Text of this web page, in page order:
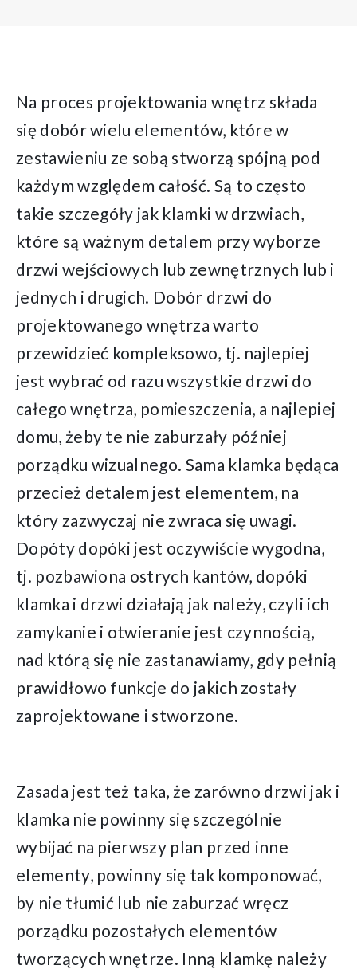
Na proces projektowania wnętrz składa
się dobór wielu elementów, które w
zestawieniu ze sobą stworzą spójną pod
każdym względem całość. Są to często
takie szczegóły jak klamki w drzwiach,
które są ważnym detalem przy wyborze
drzwi wejściowych lub zewnętrznych lub i
jednych i drugich. Dobór drzwi do
projektowanego wnętrza warto
przewidzieć kompleksowo, tj. najlepiej
jest wybrać od razu wszystkie drzwi do
całego wnętrza, pomieszczenia, a najlepiej
domu, żeby te nie zaburzały później
porządku wizualnego. Sama klamka będąca
przecież detalem jest elementem, na
który zazwyczaj nie zwraca się uwagi.
Dopóty dopóki jest oczywiście wygodna,
tj. pozbawiona ostrych kantów, dopóki
klamka i drzwi działają jak należy, czyli ich
zamykanie i otwieranie jest czynnością,
nad którą się nie zastanawiamy, gdy pełnią
prawidłowo funkcje do jakich zostały
zaprojektowane i stworzone.
Zasada jest też taka, że zarówno drzwi jak i
klamka nie powinny się szczególnie
wybijać na pierwszy plan przed inne
elementy, powinny się tak komponować,
by nie tłumić lub nie zaburzać wręcz
porządku pozostałych elementów
tworzących wnętrze. Inną klamkę należy